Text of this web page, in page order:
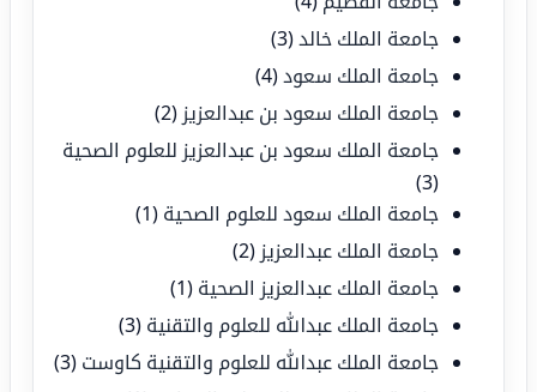
جامعة الملك خالد(3)
جامعة الملك سعود(4)
جامعة الملك سعود بن عبدالعزيز (2)
جامعة الملك سعود بن عبدالعزيز للعلوم الصحية
(3)
جامعة الملك سعود للعلوم الصحية (1)
جامعة الملك عبدالعزيز (2)
جامعة الملك عبدالعزيز الصحية (1)
جامعة الملك عبدالله للعلوم والتقنية (3)
جامعة الملك عبدالله للعلوم والتقنية كاوست (3)